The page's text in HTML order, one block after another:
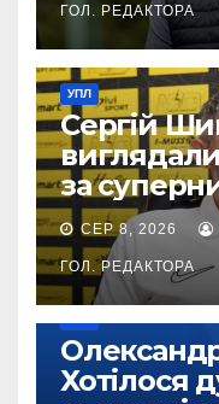
ГОЛ. РЕДАКТОРА
УПЛ
Сергій
за
СЕР 8, 2026
ГОЛ. РЕДАКТОРА
Хотілося